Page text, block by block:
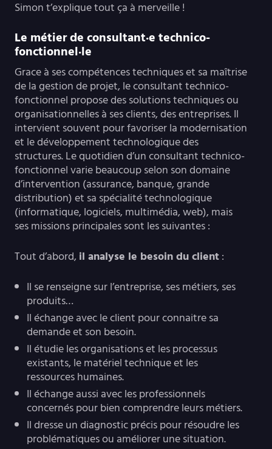
Simon t’explique tout ça à merveille !
Le métier de consultant·e technico-
fonctionnel·le
Grace à ses compétences techniques et sa maîtrise
de la gestion de projet, le consultant technico-
fonctionnel propose des solutions techniques ou
organisationnelles à ses clients, des entreprises. Il
intervient souvent pour favoriser la modernisation
et le développement technologique des
structures. Le quotidien d’un consultant technico-
fonctionnel varie beaucoup selon son domaine
d’intervention (assurance, banque, grande
distribution) et sa spécialité technologique
(informatique, logiciels, multimédia, web), mais
ses missions principales sont les suivantes :
Tout d’abord,il analyse le besoin du client:
Il se renseigne sur l’entreprise, ses métiers, ses
produits…
Il échange avec le client pour connaitre sa
demande et son besoin.
Il étudie les organisations et les processus
existants, le matériel technique et les
ressources humaines.
Il échange aussi avec les professionnels
concernés pour bien comprendre leurs métiers.
Il dresse un diagnostic précis pour résoudre les
problématiques ou améliorer une situation.